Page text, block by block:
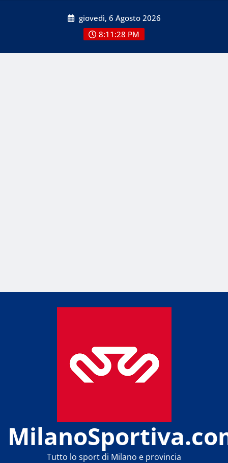
giovedì, 6 Agosto 2026
8:11:28 PM
Tutto lo sport di Milano e provincia